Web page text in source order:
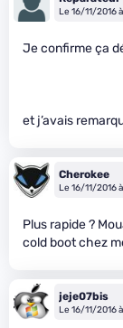
Le 16/11/2016
Je confirme ça
et j’avais
Cherokee
Le 16/11/2016
Plus rapide ?
cold boot chez
jeje07bis
Le 16/11/2016